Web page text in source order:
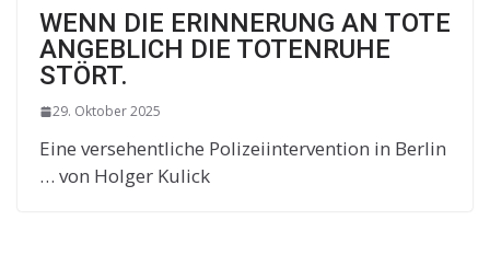
WENN DIE ERINNERUNG AN TOTE
ANGEBLICH DIE TOTENRUHE
STÖRT.
29. Oktober 2025
Eine versehentliche Polizeiintervention in Berlin
… von Holger Kulick